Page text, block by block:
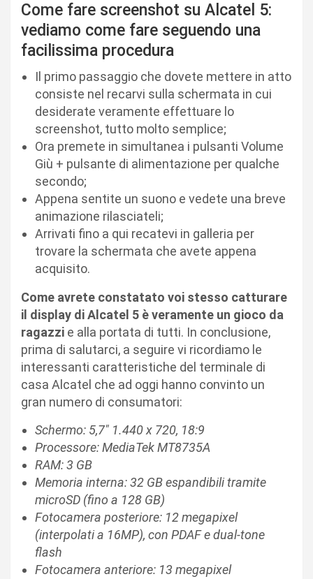
Come fare screenshot su Alcatel 5:
vediamo come fare seguendo una
facilissima procedura
Il primo passaggio che dovete mettere in atto
consiste nel recarvi sulla schermata in cui
desiderate veramente effettuare lo
screenshot, tutto molto semplice;
Ora premete in simultanea i pulsanti Volume
Giù + pulsante di alimentazione per qualche
secondo;
Appena sentite un suono e vedete una breve
animazione rilasciateli;
Arrivati fino a qui recatevi in galleria per
trovare la schermata che avete appena
acquisito.
Come avrete constatato voi stesso catturare
il display di Alcatel 5 è veramente un gioco da
ragazzi e alla portata di tutti. In conclusione,
prima di salutarci, a seguire vi ricordiamo le
interessanti caratteristiche del terminale di
casa Alcatel che ad oggi hanno convinto un
gran numero di consumatori:
Schermo: 5,7″ 1.440 x 720, 18:9
Processore: MediaTek MT8735A
RAM: 3 GB
Memoria interna: 32 GB espandibili tramite
microSD (fino a 128 GB)
Fotocamera posteriore: 12 megapixel
(interpolati a 16MP), con PDAF e dual-tone
flash
Fotocamera anteriore: 13 megapixel